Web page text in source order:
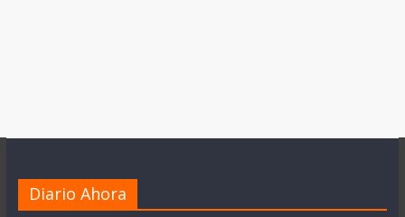
Diario Ahora